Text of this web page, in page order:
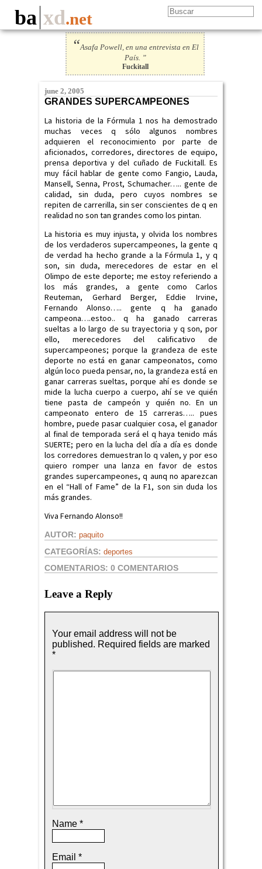
ba xd.net
“Asafa Powell, en una entrevista en El
País. ”
Fuckitall
june 2, 2005
GRANDES SUPERCAMPEONES
La historia de la Fórmula 1 nos ha demostrado
muchas veces q sólo algunos nombres
adquieren el reconocimiento por parte de
aficionados, corredores, directores de equipo,
prensa deportiva y del cuñado de Fuckitall. Es
muy fácil hablar de gente como Fangio, Lauda,
Mansell, Senna, Prost, Schumacher….. gente de
calidad, sin duda, pero cuyos nombres se
repiten de carrerilla, sin ser conscientes de q en
realidad no son tan grandes como los pintan.
La historia es muy injusta, y olvida los nombres
de los verdaderos supercampeones, la gente q
de verdad ha hecho grande a la Fórmula 1, y q
son, sin duda, merecedores de estar en el
Olimpo de este deporte; me estoy referiendo a
los más grandes, a gente como Carlos
Reuteman, Gerhard Berger, Eddie Irvine,
Fernando Alonso….. gente q ha ganado
campeona….estoo.. q ha ganado carreras
sueltas a lo largo de su trayectoria y q son, por
ello, merecedores del calificativo de
supercampeones; porque la grandeza de este
deporte no está en ganar campeonatos, como
algún loco pueda pensar, no, la grandeza está en
ganar carreras sueltas, porque ahí es donde se
mide la lucha cuerpo a cuerpo, ahí se ve quién
tiene pasta de campeón y quién no. En un
campeonato entero de 15 carreras….. pues
hombre, puede pasar cualquier cosa, el ganador
al final de temporada será el q haya tenido más
SUERTE; pero en la lucha del día a día es donde
los corredores demuestran lo q valen, y por eso
quiero romper una lanza en favor de estos
grandes supercampeones, q aunq no aparezcan
en el “Hall of Fame” de la F1, son sin duda los
más grandes.
Viva Fernando Alonso!!
AUTOR: paquito
CATEGORÍAS: deportes
COMENTARIOS:0 COMENTARIOS
Leave a Reply
Your email address will not be
published. Required fields are marked
*
Name *
Email *